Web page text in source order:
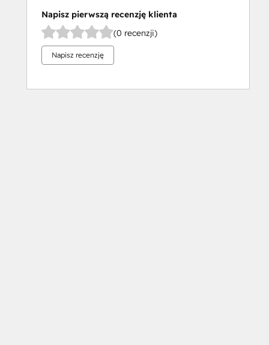
Napisz pierwszą recenzję klienta
(0 recenzji)
Napisz recenzję